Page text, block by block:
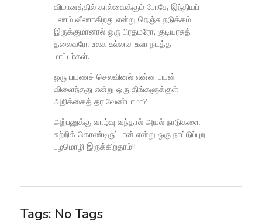
விமானத்தில் கால்வைக்கும் போதே இந்தியப்
பணம் வீணாகிறது என்று நெஞ்சு நடுக்கம்
இருக்குமானால் ஒரு பிரதமரோ, குடியரசுத்
தலைவரோ உலக உல்லாச உலா நடத்த
மாட்டர்கள்.
ஒரு பயணச் செலவினல் என்ன பயன்
விளைந்தது என்று ஒரு திங்களுக்குள்
அறிக்கைத் தர வேண்டாமா?
அற்பனுக்கு வாழ்வு வந்தால் அயல் நாடுகளை
சுற்றிக் கொண்டிருப்பான் என்று ஒரு நாட்டுப்புற
பழமொழி இருக்கிறதாம்!!
Tags: No Tags